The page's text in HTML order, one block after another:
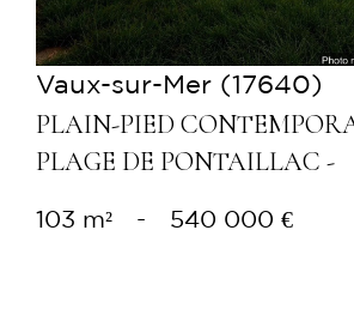
Vaux-sur-Mer (17640)
PLAIN-PIED
PLAGE DE PONTAILLAC -
103 m² - 540 000 €